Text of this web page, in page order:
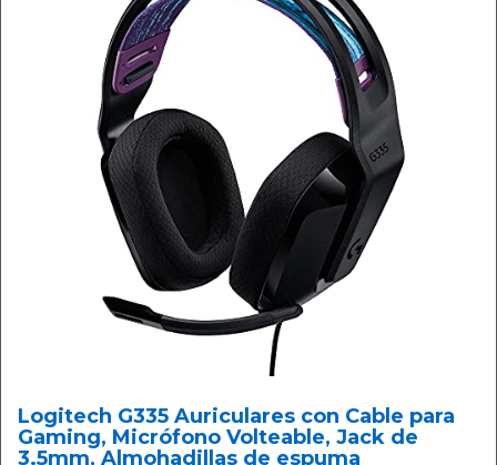
Logitech G335 Auriculares con Cable para
Gaming, Micrófono Volteable, Jack de
3.5mm, Almohadillas de espuma